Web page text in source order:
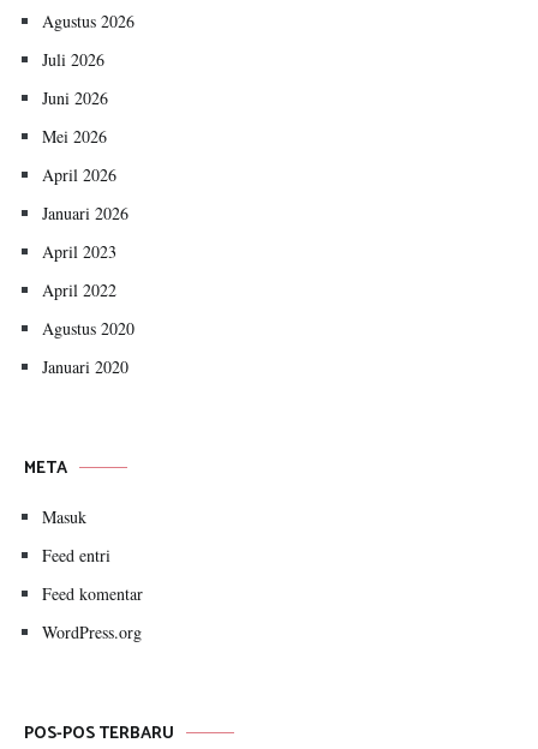
Agustus 2026
Juli 2026
Juni 2026
Mei 2026
April 2026
Januari 2026
April 2023
April 2022
Agustus 2020
Januari 2020
META
Masuk
Feed entri
Feed komentar
WordPress.org
POS-POS TERBARU